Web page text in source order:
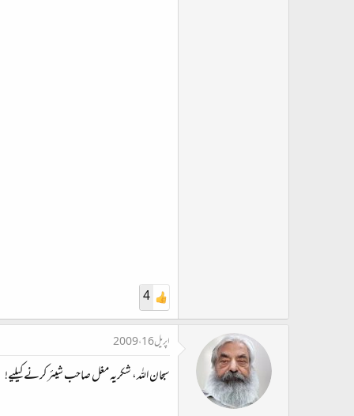
4
اپریل 16، 2009
سبحان اللہ، شکریہ مغل صاحب شیئر کرنے کیلیے!